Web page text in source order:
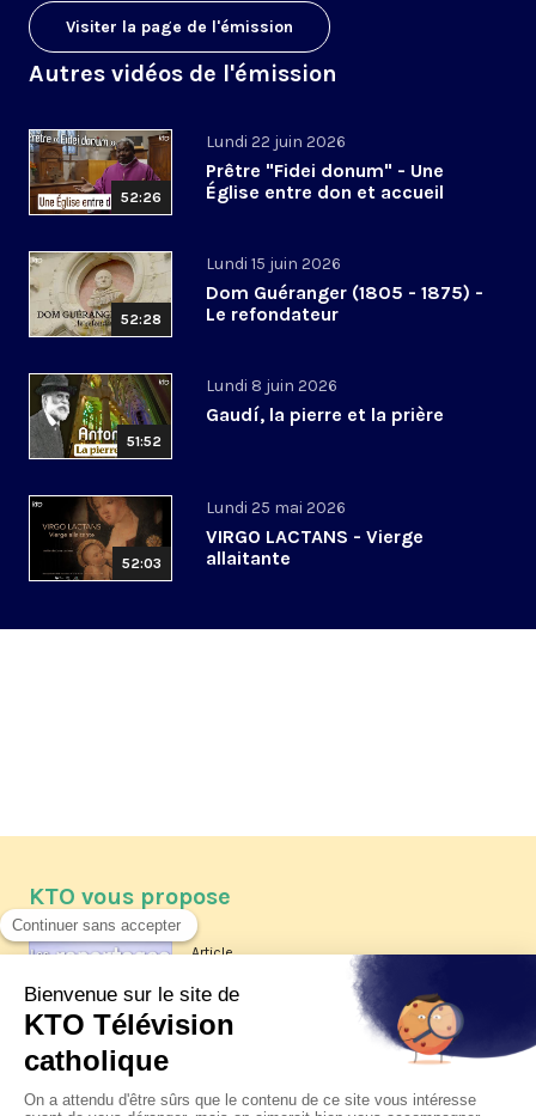
Visiter la page de l'émission
Autres vidéos de l'émission
52:26
Lundi 22 juin 2026
Prêtre "Fidei donum" - Une
Église entre don et accueil
52:28
Lundi 15 juin 2026
Dom Guéranger (1805 - 1875) -
Le refondateur
51:52
Lundi 8 juin 2026
Gaudí, la pierre et la prière
52:03
Lundi 25 mai 2026
VIRGO LACTANS - Vierge
allaitante
KTO vous propose
Article
Les reportages d'été 2026 de KTO
La visite pastorale du pape Léon
XIV à Assise à suivre sur KTO le